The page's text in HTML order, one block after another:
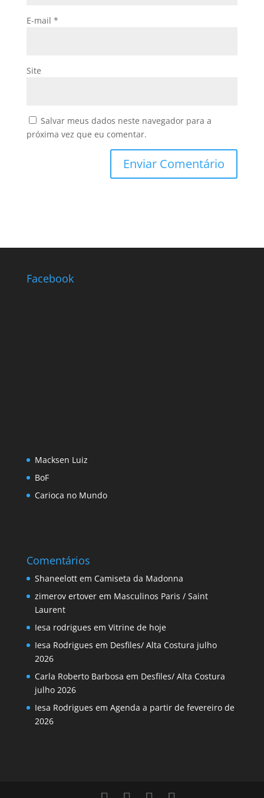
E-mail *
Site
Salvar meus dados neste navegador para a
próxima vez que eu comentar.
Facebook
Macksen Luiz
BoF
Carioca no Mundo
Comentários
Shaneelottem Camiseta da Madonna
zimerov ertoverem Masculinos Paris / Saint
Laurent
Iesa rodrigues em Vitrine de hoje
Iesa Rodrigues em Desfiles/ Alta Costura julho
2026
Carla Roberto Barbosa em Desfiles/ Alta Costura
julho 2026
Iesa Rodrigues em Agenda a partir de fevereiro de
2026